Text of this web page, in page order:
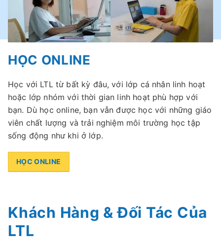
HỌC ONLINE
Học với LTL từ bất kỳ đâu, với lớp cá nhân linh hoạt
hoặc lớp nhóm với thời gian linh hoạt phù hợp với
bạn. Dù học online, bạn vẫn được học với những giáo
viên chất lượng và trải nghiệm môi trường học tập
sống động như khi ở lớp.
HỌC ONLINE
Khách Hàng & Đối Tác Của
LTL